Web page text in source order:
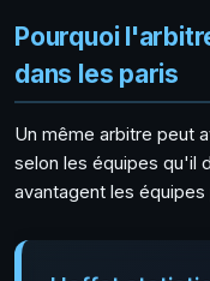
Pourquoi
dans les paris
Un même arbitre peut
selon les équipes qu'il
avantagent les